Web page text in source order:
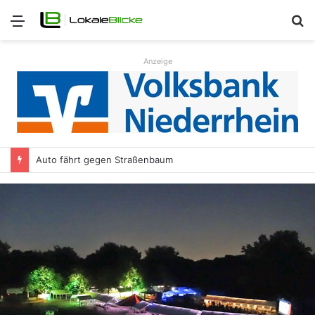
Menü
Anzeige
Auto fährt gegen Straßenbaum